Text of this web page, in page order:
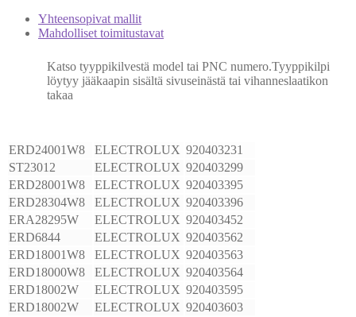
Yhteensopivat mallit
Mahdolliset toimitustavat
Katso tyyppikilvestä model tai PNC numero.Tyyppikilpi
löytyy jääkaapin sisältä sivuseinästä tai vihanneslaatikon
takaa
ERD24001W8 ELECTROLUX 920403231
ST23012
ELECTROLUX 920403299
ERD28001W8
ELECTROLUX 920403395
ERD28304W8
ELECTROLUX 920403396
ERA28295W
ELECTROLUX 920403452
ERD6844
ELECTROLUX 920403562
ERD18001W8
ELECTROLUX 920403563
ERD18000W8
ELECTROLUX 920403564
ERD18002W
ELECTROLUX 920403595
ERD18002W
ELECTROLUX 920403603